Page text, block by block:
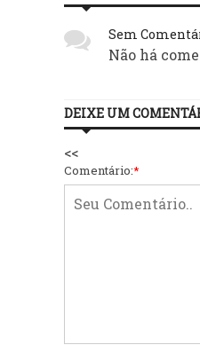
Sem
Não há
DEIXE UM
<<
Comentário:*